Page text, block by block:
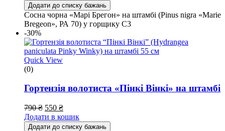
Додати до списку бажань
Сосна чорна «Марі Брегон» на штамбі (Pinus nigra «Marie
Bregeon», РА 70) у горщику С3
-30%
Quick View
(0)
Гортензія волотиста «Пінкі Вінкі» на штамбі
790₴ 550 ₴
Додати в кошик
Додати до списку бажань